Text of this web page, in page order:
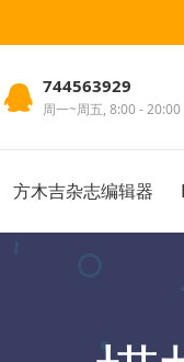
744563929
周一~周五, 8:00 - 20:00
方木吉杂志编辑器